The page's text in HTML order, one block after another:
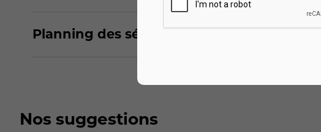
Planning des séances
Nos suggestions